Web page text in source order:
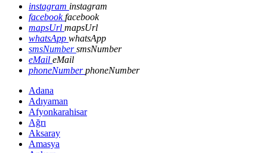
instagram instagram
facebookfacebook
mapsUrl mapsUrl
whatsApp whatsApp
smsNumbersmsNumber
eMail eMail
phoneNumberphoneNumber
Adana
Adıyaman
Afyonkarahisar
Ağrı
Aksaray
Amasya